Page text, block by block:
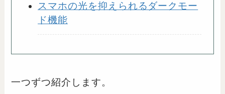
スマホの光を抑えられるダークモー
ド機能
一つずつ紹介します。